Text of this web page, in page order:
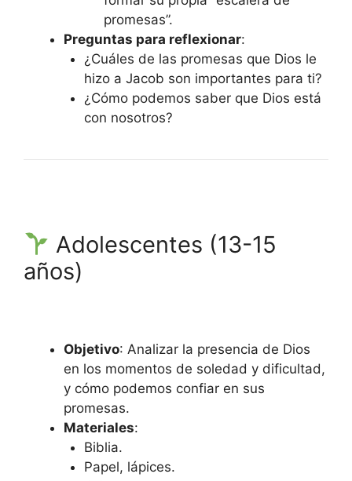
promesas”.
Preguntas para reflexionar:
¿Cuáles de las promesas que Dios le
hizo a Jacob son importantes para ti?
¿Cómo podemos saber que Dios está
con nosotros?
Adolescentes (13-15
años)
Objetivo: Analizar la presencia de Dios
en los momentos de soledad y dificultad,
y cómo podemos confiar en sus
promesas.
Materiales:
Biblia.
Papel, lápices.